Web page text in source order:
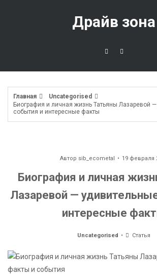
Драйв зона
Главная
Uncategorised
Биография и личная жизнь Татьяны Лазаревой
события и интересные факты
Автор sib_ecometal 19 февраля
Биография и личная
Лазаревой —
интересные
Uncategorised Статья